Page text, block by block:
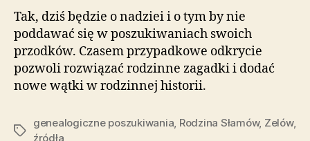
Tak, dziś będzie o nadziei i o tym by nie
poddawać się w poszukiwaniach swoich
przodków. Czasem przypadkowe odkrycie
pozwoli rozwiązać rodzinne zagadki i dodać
nowe wątki w rodzinnej historii.
Tagi
genealogiczne poszukiwania Rodzina Słamów, Zelów,
źródła